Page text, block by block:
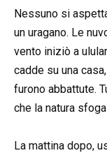
Nessuno si
un uragano. Le
vento iniziò a
cadde su una
furono abbattute.
che la natura
La mattina dopo,